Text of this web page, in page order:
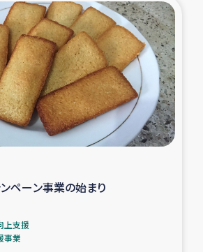
ンカ南部洪水被災者支援
女性をつなぐサリー・リサイクル・プロ
ジェクト
復興支援事業
PIFWANITAによる食品加工事業
ガザ人道支援
ペーン事業の始まり
上支援
事業